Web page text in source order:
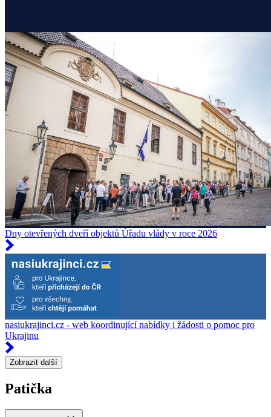
Dny otevřených dveří objektů Úřadu vlády v roce 2026
nasiukrajinci.cz - web koordinující nabídky i žádosti o pomoc pro
Ukrajinu
Zobrazit další
Patička